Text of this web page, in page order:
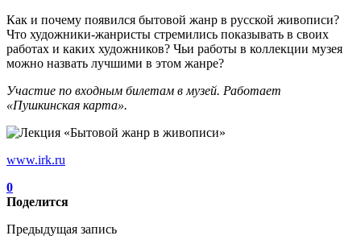
Как и почему появился бытовой жанр в русской живописи?
Что художники-жанристы стремились показывать в своих
работах и каких художников? Чьи работы в коллекции музея
можно назвать лучшими в этом жанре?
Участие по входным билетам в музей. Работает
«Пушкинская карта».
www.irk.ru
0
Поделится
Предыдущая запись